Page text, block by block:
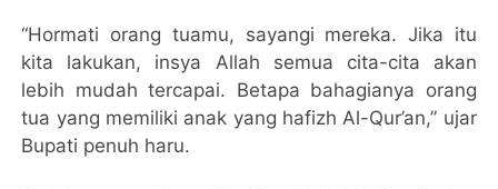
“Hormati orang tuamu, sayangi mereka. Jika itu
kita lakukan, insya Allah semua cita-cita akan
lebih mudah tercapai. Betapa bahagianya orang
tua yang memiliki anak yang hafizh Al-Qur’an,” ujar
Bupati penuh haru.